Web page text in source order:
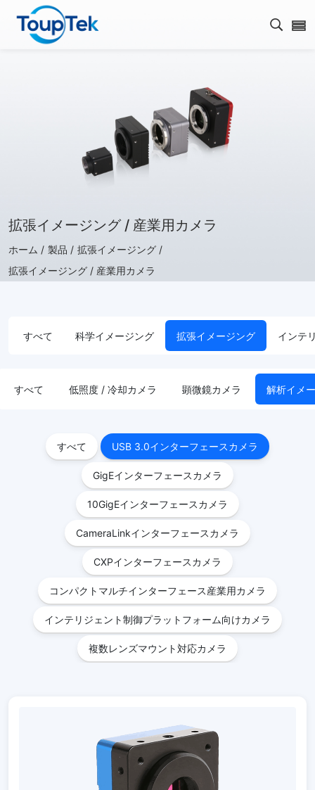
検索
拡張イメージング / 産業用カメラ
ホーム / 製品 / 拡張イメージング /
拡張イメージング / 産業用カメラ
すべて 科学イメージング 拡張イメージング インテ
すべて 低照度 / 冷却カメラ 顕微鏡カメラ 解析イメ
すべて USB 3.0インターフェースカメラ
GigEインターフェースカメラ
10GigEインターフェースカメラ
CameraLinkインターフェースカメラ
CXPインターフェースカメラ
コンパクトマルチインターフェース産業用カメラ
インテリジェント制御プラットフォーム向けカメラ
複数レンズマウント対応カメラ